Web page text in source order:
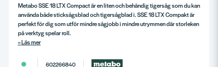
Metabo SSE 18 LTX Compact är en liten och behändig tigersåg som du kan
använda både sticksågsblad och tigersågblad i. SSE 18 LTX Compakt är
perfekt för dig som utför mindre sågjobb i mindre utrymmen där storleken
på verktyg spelar roll.
Läs mer
602266840